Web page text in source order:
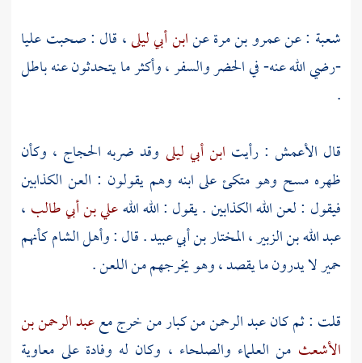
شعبة : عنعمرو بن مرةعنابن أبي ليلى، قال : صحبتعليا
-رضي الله عنه- في الحضر والسفر ، وأكثر ما يتحدثون عنه باطل
.
قال الأعمش : رأيت ابن أبي ليلى وقد ضربه الحجاج ، وكأن
ظهره مسح وهو متكئ على ابنه وهم يقولون : العن الكذابين
فيقول : لعن الله الكذابين . يقول : الله اللهعلي بن أبي طالب ،
عبد الله بن الزبير،المختار بن أبي عبيد. قال :وأهلالشامكأنهم
حمير لا يدرون ما يقصد ، وهو يخرجهم من اللعن .
قلت : ثم كانعبد الرحمنمن كبار من خرج مععبد الرحمن بن
الأشعث من العلماء والصلحاء ، وكان له وفادة على معاوية